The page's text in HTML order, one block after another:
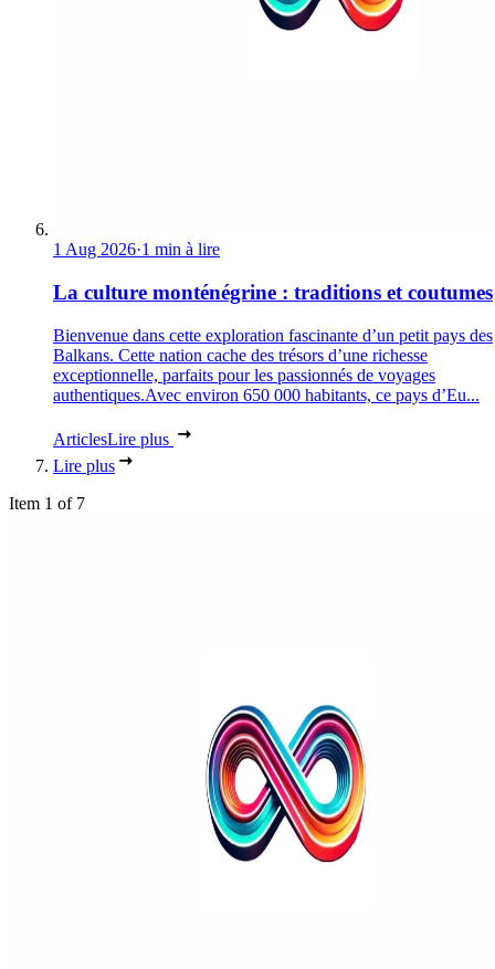
1 Aug 2026·1 min à lire
La culture monténégrine : traditions et coutumes
Bienvenue dans cette exploration fascinante d’un petit pays des
Balkans. Cette nation cache des trésors d’une richesse
exceptionnelle, parfaits pour les passionnés de voyages
authentiques.Avec environ 650 000 habitants, ce pays d’Eu...
ArticlesLire plus
Lire plus
Item 1 of 7